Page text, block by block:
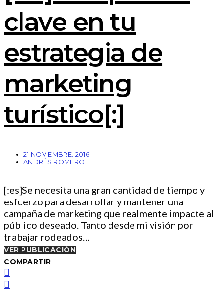
clave en tu
estrategia de
marketing
turístico[:]
21 NOVIEMBRE, 2016
ANDRÉS ROMERO
[:es]Se necesita una gran cantidad de tiempo y
esfuerzo para desarrollar y mantener una
campaña de marketing que realmente impacte al
público deseado. Tanto desde mi visión por
trabajar rodeados…
VER PUBLICACIÓN
COMPARTIR